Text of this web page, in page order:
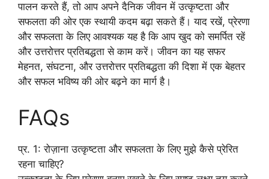
पालन करते हैं, तो आप अपने दैनिक जीवन में उत्कृष्टता और
सफलता की ओर एक स्थायी कदम बढ़ा सकते हैं। याद रखें, प्रेरणा
और सफलता के लिए आवश्यक यह है कि आप खुद को समर्पित रहें
और उत्तरोत्तर प्रतिबद्धता से काम करें। जीवन का यह सफर
मेहनत, संघटना, और उत्तरोत्तर प्रतिबद्धता की दिशा में एक बेहतर
और सफल भविष्य की ओर बढ़ने का मार्ग है।
FAQs
प्र. 1: रोज़ाना उत्कृष्टता और सफलता के लिए मुझे कैसे प्रेरित
रहना चाहिए?